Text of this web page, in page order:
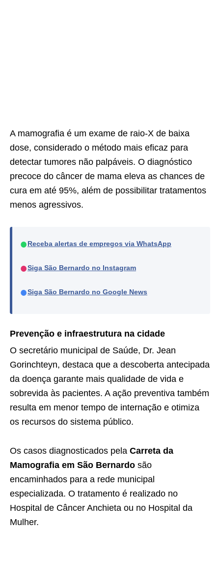
A mamografia é um exame de raio-X de baixa
dose, considerado o método mais eficaz para
detectar tumores não palpáveis. O diagnóstico
precoce do câncer de mama eleva as chances de
cura em até 95%, além de possibilitar tratamentos
menos agressivos.
● Receba alertas de empregos via WhatsApp
●Siga São Bernardo no Instagram
●Siga São Bernardo no Google News
Prevenção e infraestrutura na cidade
O secretário municipal de Saúde, Dr. Jean
Gorinchteyn, destaca que a descoberta antecipada
da doença garante mais qualidade de vida e
sobrevida às pacientes. A ação preventiva também
resulta em menor tempo de internação e otimiza
os recursos do sistema público.
Os casos diagnosticados pela Carreta da
Mamografia em São Bernardo são
encaminhados para a rede municipal
especializada. O tratamento é realizado no
Hospital de Câncer Anchieta ou no Hospital da
Mulher.